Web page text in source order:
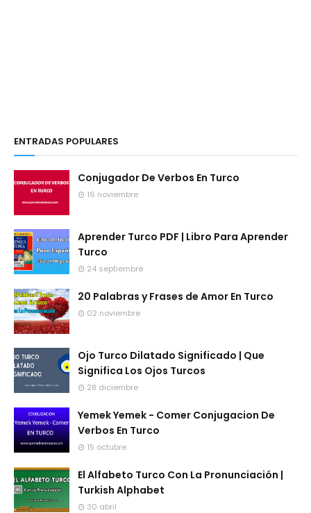
ENTRADAS POPULARES
Conjugador De Verbos En Turco
16 noviembre
Aprender Turco PDF | Libro Para Aprender
Turco
24 septiembre
20 Palabras y Frases de Amor En Turco
02 noviembre
Ojo Turco Dilatado Significado | Que
Significa Los Ojos Turcos
28 diciembre
Yemek Yemek - Comer Conjugacion De
Verbos En Turco
15 octubre
El Alfabeto Turco Con La Pronunciación |
Turkish Alphabet
30 abril